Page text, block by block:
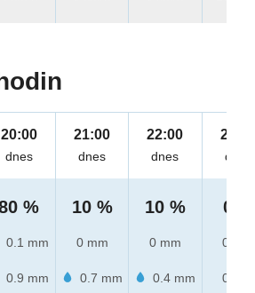
20:00
dnes
%
0.1 mm
0.9 mm
21:00
dnes
10 %
0 mm
0.7 mm
22:00
dnes
10 %
0 mm
0.4 mm
23:00
dnes
0 %
0 mm
0 mm